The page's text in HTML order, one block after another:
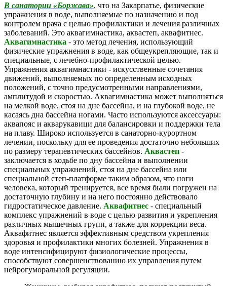
В санатории «Боржава», что на Закарпатье, физические
упражнения в воде, выполняемые по назначению и под
контролем врача с целью профилактики и лечения различных
заболеваний. Это аквагимнастика, аквастеп, аквафитнес.
Аквагимнастика - это метод лечения, использующий
физические упражнения в воде, как общеукрепляющие, так и
специальные, с лечебно-профилактической целью.
Упражнения аквагимнастики - искусственные сочетания
движений, выполняемых по определенным исходных
положений, с точно предусмотренными направлениями,
амплитудой и скоростью. Аквагимнастика может выполняться
на мелкой воде, стоя на дне бассейна, и на глубокой воде, не
касаясь дна бассейна ногами. Часто используются аксессуары:
аквапояс и акварукавици для балансировки и поддержки тела
на плаву. Широко используется в санаторно-курортном
лечении, поскольку для ее проведения достаточно небольших
по размеру терапевтических бассейнов. Аквастеп -
заключается в ходьбе по дну бассейна и выполнении
специальных упражнений, стоя на дне бассейна или
специальной степ-платформе таким образом, что ноги
человека, который тренируется, все время были погружен на
достаточную глубину и на него постоянно действовало
гидростатическое давление. Аквафитнес - специальный
комплекс упражнений в воде с целью развития и укрепления
различных мышечных групп, а также для коррекции веса.
Аквафитнес является эффективным средством укрепления
здоровья и профилактики многих болезней. Упражнения в
воде интенсифицируют физиологические процессы,
способствуют совершенствованию их управления путем
нейрогуморальной регуляции.